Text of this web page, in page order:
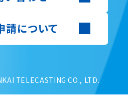
請について
TELECASTING CO., LTD.